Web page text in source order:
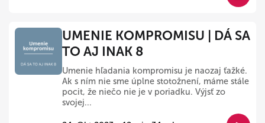
UMENIE KOMPROMISU | DÁ SA
TO AJ INAK 8
Umenie hľadania kompromisu je naozaj ťažké.
Ak s ním nie sme úplne stotožnení, máme stále
pocit, že niečo nie je v poriadku. Výjsť zo
svojej...